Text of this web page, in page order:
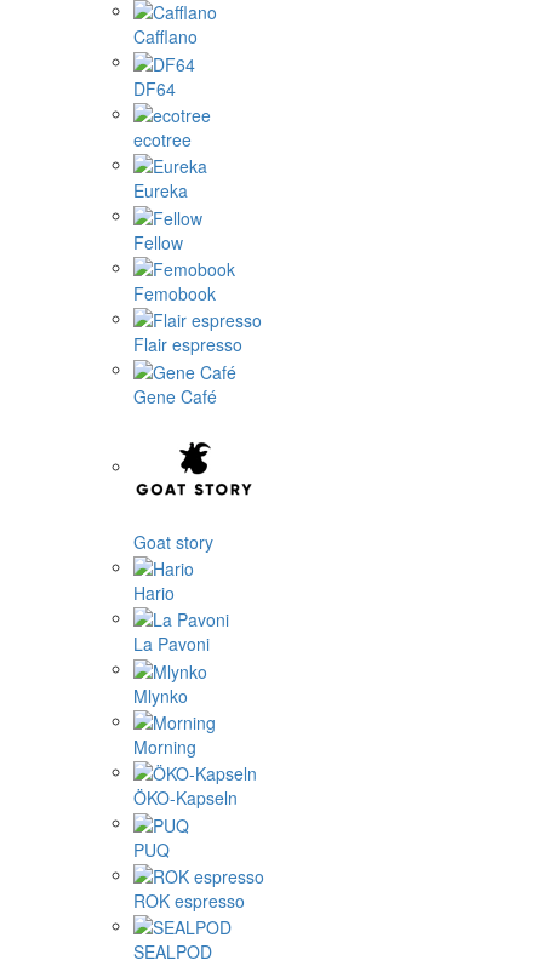
Cafflano
DF64
ecotree
Eureka
Fellow
Femobook
Flair espresso
Gene Café
Goat story
Hario
La Pavoni
Mlynko
Morning
ÖKO-Kapseln
PUQ
ROK espresso
SEALPOD